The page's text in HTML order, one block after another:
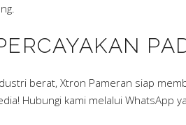
berat, Xtron Pameran siap
Hubungi kami melalui WhatsApp